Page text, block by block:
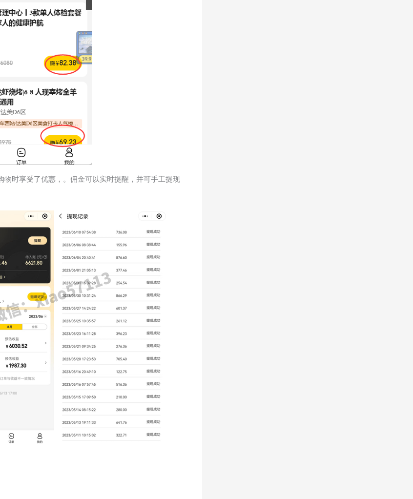
时享受了优惠，。佣金可以实时提醒，并可手工提现